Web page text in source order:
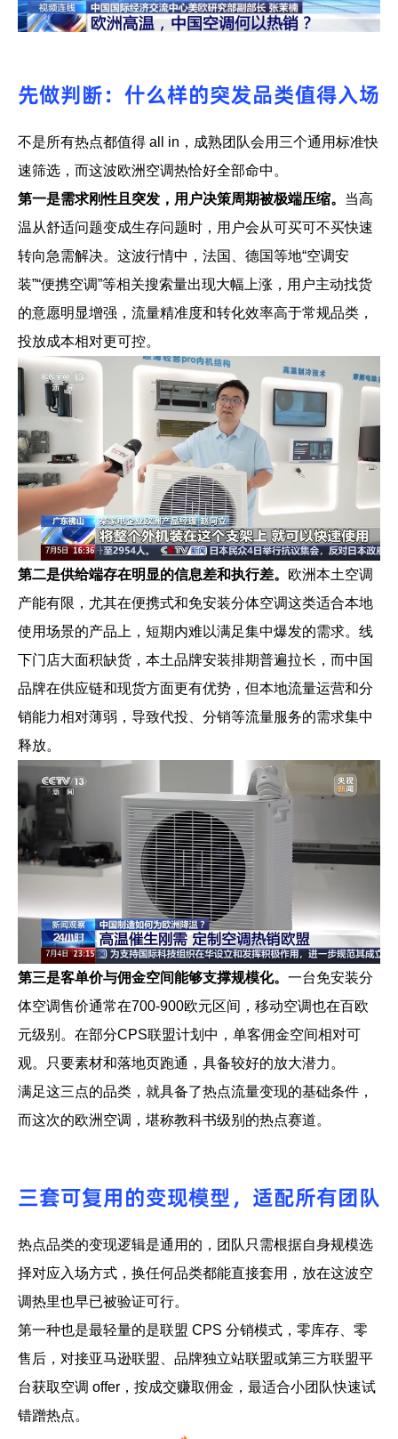
先做判断：什么样的突发品类值得入场
不是所有热点都值得 all in，成熟团队会用三个通用标准快
速筛选，而这波欧洲空调热恰好全部命中。
第一是需求刚性且突发，用户决策周期被极端压缩。 当高
温从舒适问题变成生存问题时，用户会从可买可不买快速
转向急需解决。这波行情中，法国、德国等地“空调安
装”“便携空调”等相关搜索量出现大幅上涨，用户主动找货
的意愿明显增强，流量精准度和转化效率高于常规品类，
投放成本相对更可控。
第二是供给端存在明显的信息差和执行差。 欧洲本土空调
产能有限，尤其在便携式和免安装分体空调这类适合本地
使用场景的产品上，短期内难以满足集中爆发的需求。线
下门店大面积缺货，本土品牌安装排期普遍拉长，而中国
品牌在供应链和现货方面更有优势，但本地流量运营和分
销能力相对薄弱，导致代投、分销等流量服务的需求集中
释放。
第三是客单价与佣金空间能够支撑规模化。 一台免安装分
体空调售价通常在700-900欧元区间，移动空调也在百欧
元级别。在部分CPS联盟计划中，单客佣金空间相对可
观。只要素材和落地页跑通，具备较好的放大潜力。
满足这三点的品类，就具备了热点流量变现的基础条件，
而这次的欧洲空调，堪称教科书级别的热点赛道。
三套可复用的变现模型，适配所有团队
热点品类的变现逻辑是通用的，团队只需根据自身规模选
择对应入场方式，换任何品类都能直接套用，放在这波空
调热里也早已被验证可行。
第一种也是最轻量的是联盟 CPS 分销模式，零库存、零
售后，对接亚马逊联盟、品牌独立站联盟或第三方联盟平
台获取空调 offer，按成交赚取佣金，最适合小团队快速试
错蹭热点。